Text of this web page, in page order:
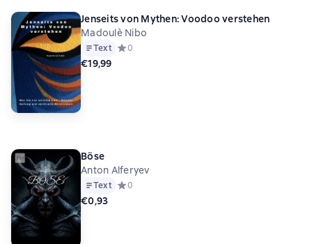
Jenseits von Mythen: Voodoo verstehen
Madoulè Nibo
Text Средний рейтинг 0 на основе 0 оценок
0
€19,99
Böse
Anton Alferyev
Text Средний рейтинг 0 на основе 0 оценок
0
€0,93